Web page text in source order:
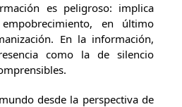
es peligroso: implica
en último
En la información,
como la de silencio
desde la perspectiva de